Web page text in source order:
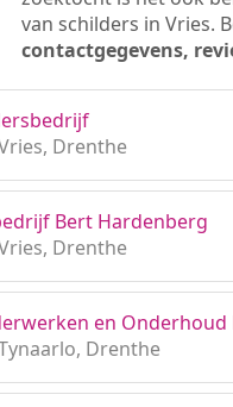
van schilders in Vries.
contactgegevens,
Drenthe
Bert Hardenberg
Drenthe
en Onderhoud
Drenthe